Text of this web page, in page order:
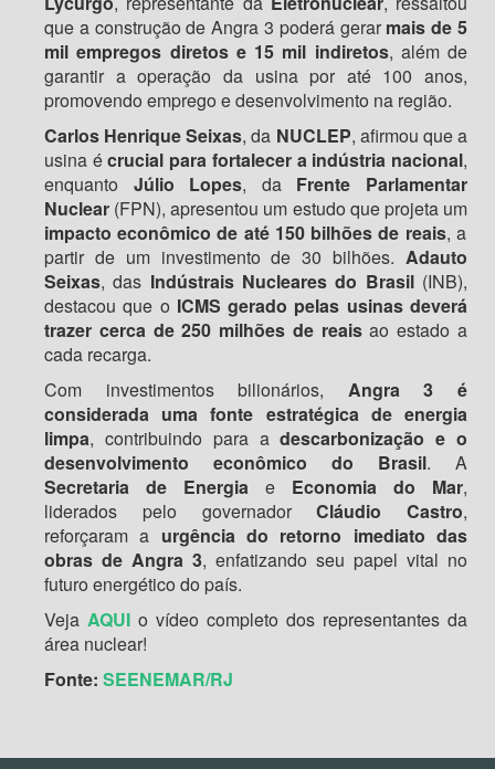
que a construção de Angra 3 poderá gerar mais de 5
mil empregos diretos e 15 mil indiretos, além de
garantir a operação da usina por até 100 anos,
promovendo emprego e desenvolvimento na região.
Carlos Henrique Seixas, da NUCLEP, afirmou que a
usina écrucial para fortalecer a indústria nacional,
enquanto Júlio Lopes, da Frente Parlamentar
Nuclear (FPN), apresentou um estudo que projeta um
impacto econômico de até 150 bilhões de reais, a
partir de um investimento de 30 bilhões. Adauto
Seixas, das Indústrais Nucleares do Brasil (INB),
destacou que o ICMS gerado pelas usinas deverá
trazer cerca de 250 milhões de reaisao estado a
cada recarga.
Com investimentos bilionários, Angra 3 é
considerada uma fonte estratégica de energia
limpa, contribuindo para adescarbonização e o
desenvolvimento econômico do Brasil. A
Secretaria de Energia e Economia do Mar,
liderados pelo governadorCláudio Castro,
reforçaram a urgência do retorno imediato das
obras de Angra 3, enfatizando seu papel vital no
futuro energético do país.
Veja AQUI o vídeo completo dos representantes da
área nuclear!
Fonte: SEENEMAR/RJ